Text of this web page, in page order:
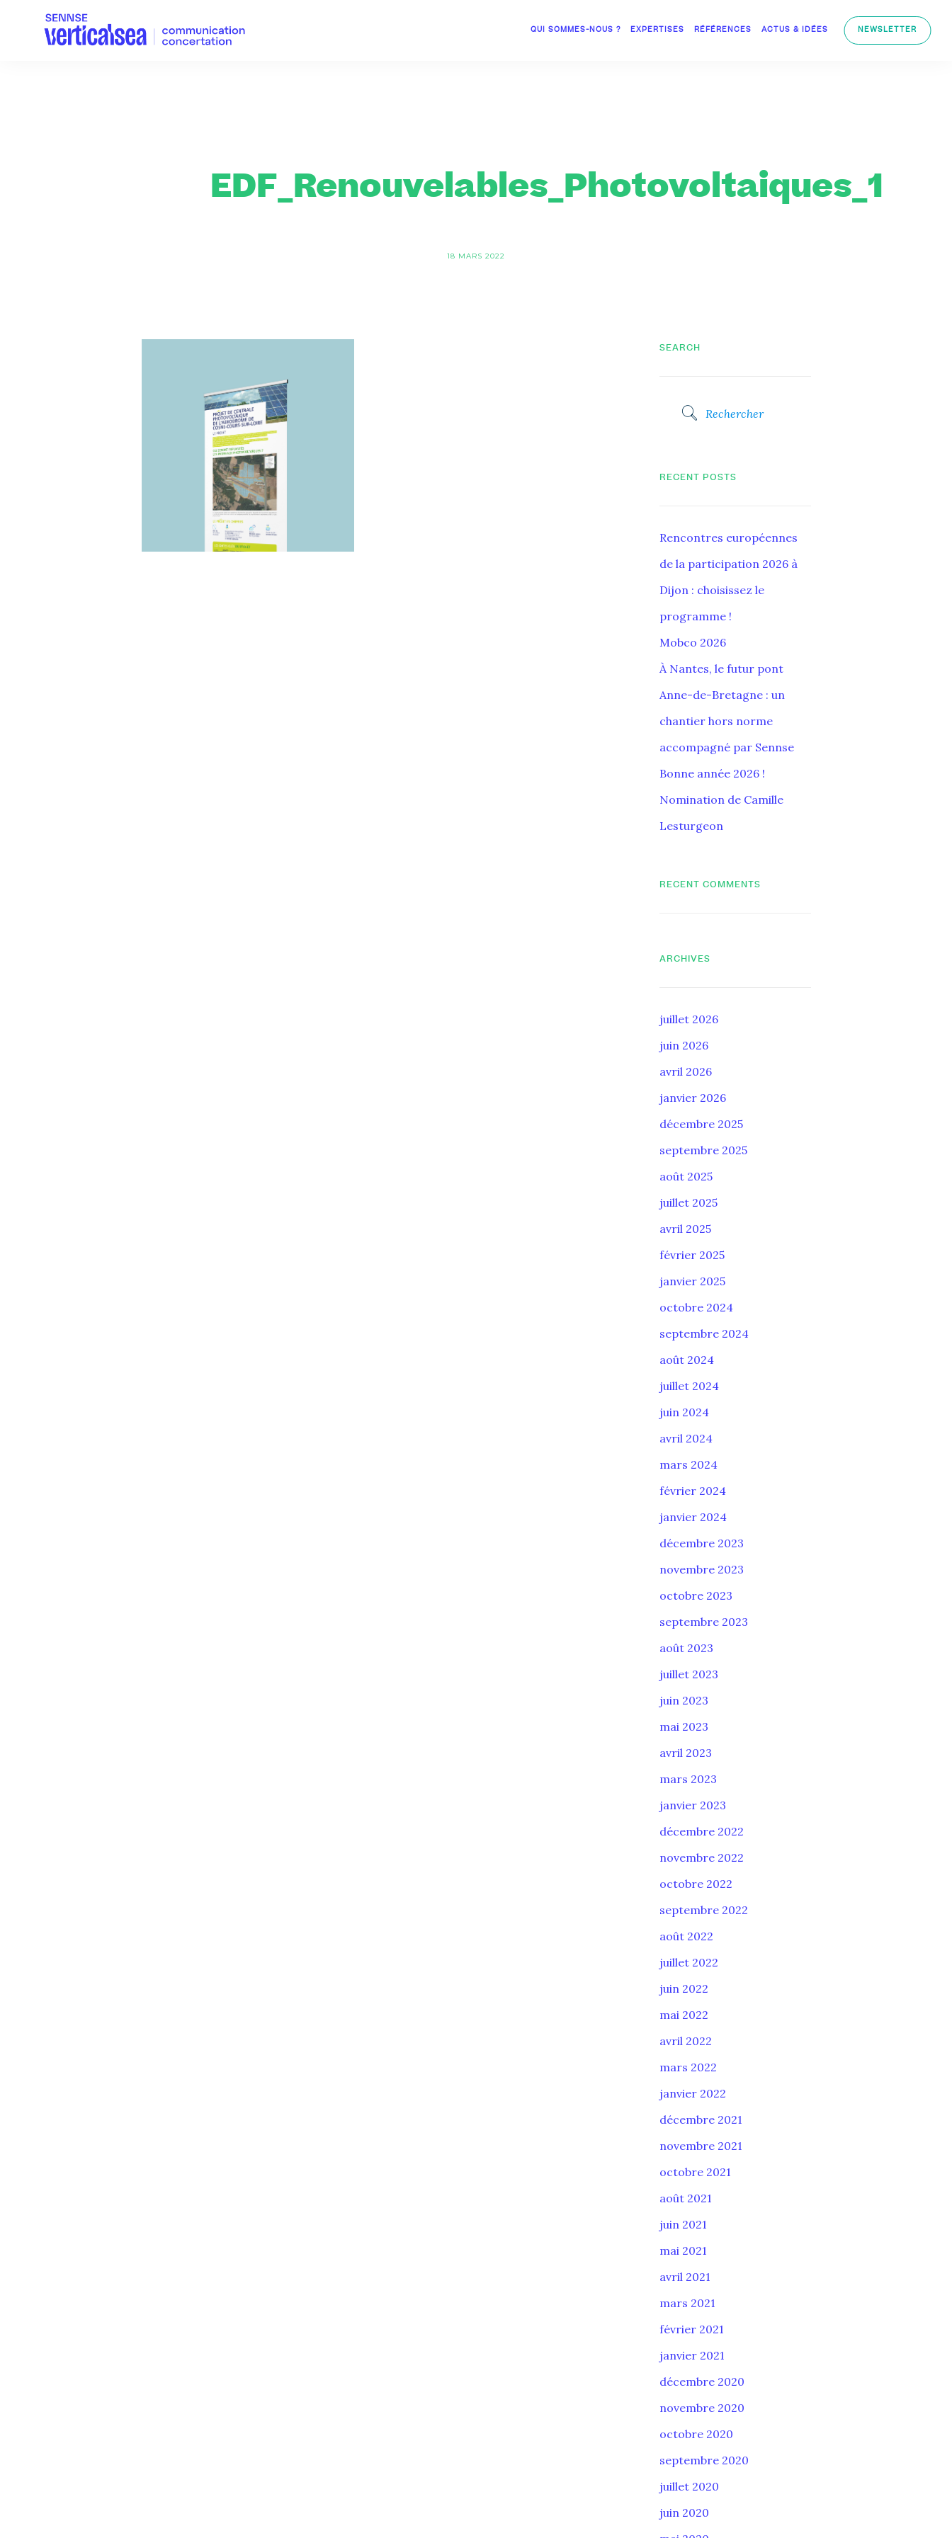
QUI SOMMES-NOUS ? EXPERTISES RÉFÉRENCES ACTUS & IDÉES NEWSLETTER
EDF_Renouvelables_Photovoltaiques_1
18 MARS 2022
SEARCH
RECENT POSTS
Rencontres européennes
de la participation 2026 à
Dijon : choisissez le
programme !
Mobco 2026
À Nantes, le futur pont
Anne-de-Bretagne : un
chantier hors norme
accompagné par Sennse
Bonne année 2026 !
Nomination de Camille
Lesturgeon
RECENT COMMENTS
ARCHIVES
juillet 2026
juin 2026
avril 2026
janvier 2026
décembre 2025
septembre 2025
août 2025
juillet 2025
avril 2025
février 2025
janvier 2025
octobre 2024
septembre 2024
août 2024
juillet 2024
juin 2024
avril 2024
mars 2024
février 2024
janvier 2024
décembre 2023
novembre 2023
octobre 2023
septembre 2023
août 2023
juillet 2023
juin 2023
mai 2023
avril 2023
mars 2023
janvier 2023
décembre 2022
novembre 2022
octobre 2022
septembre 2022
août 2022
juillet 2022
juin 2022
mai 2022
avril 2022
mars 2022
janvier 2022
décembre 2021
novembre 2021
octobre 2021
août 2021
juin 2021
mai 2021
avril 2021
mars 2021
février 2021
janvier 2021
décembre 2020
novembre 2020
octobre 2020
septembre 2020
juillet 2020
juin 2020